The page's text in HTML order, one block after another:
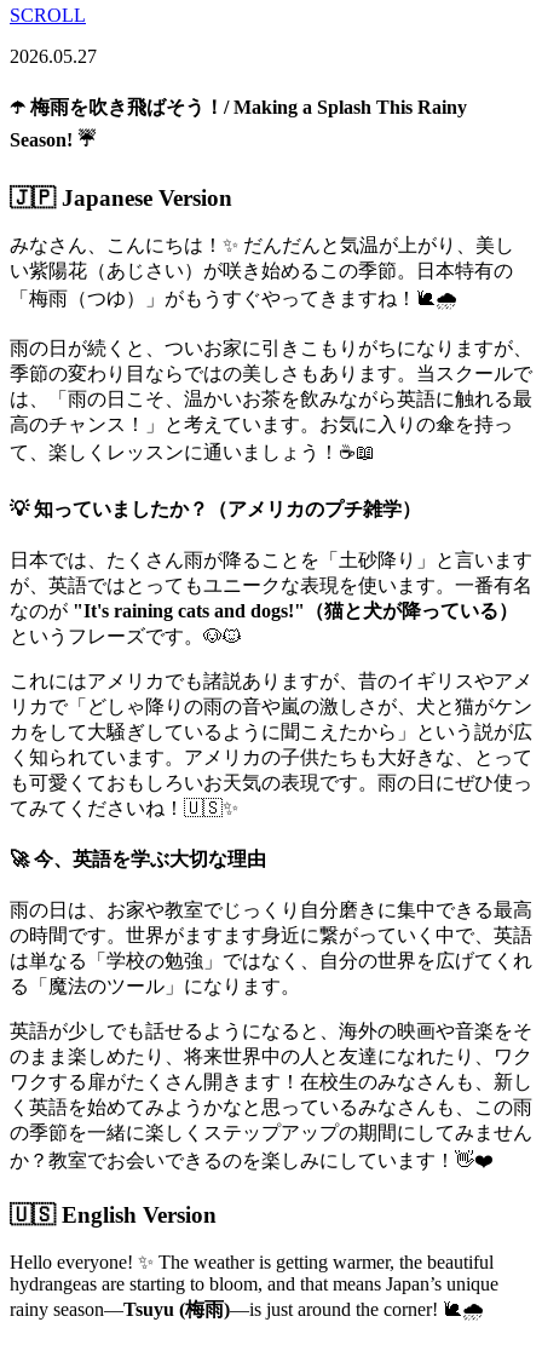
SCROLL
2026.05.27
☂️ 梅雨を吹き飛ばそう！/ Making a Splash This Rainy
Season! ☔
🇯🇵 Japanese Version
みなさん、こんにちは！✨ だんだんと気温が上がり、美し
い紫陽花（あじさい）が咲き始めるこの季節。日本特有の
「梅雨（つゆ）」がもうすぐやってきますね！🐌🌧️
雨の日が続くと、ついお家に引きこもりがちになりますが、
季節の変わり目ならではの美しさもあります。当スクールで
は、「雨の日こそ、温かいお茶を飲みながら英語に触れる最
高のチャンス！」と考えています。お気に入りの傘を持っ
て、楽しくレッスンに通いましょう！☕📖
💡 知っていましたか？（アメリカのプチ雑学）
日本では、たくさん雨が降ることを「土砂降り」と言います
が、英語ではとってもユニークな表現を使います。一番有名
なのが "It's raining cats and dogs!"（猫と犬が降っている）
というフレーズです。🐶🐱
これにはアメリカでも諸説ありますが、昔のイギリスやアメ
リカで「どしゃ降りの雨の音や嵐の激しさが、犬と猫がケン
カをして大騒ぎしているように聞こえたから」という説が広
く知られています。アメリカの子供たちも大好きな、とって
も可愛くておもしろいお天気の表現です。雨の日にぜひ使っ
てみてくださいね！🇺🇸✨
🚀 今、英語を学ぶ大切な理由
雨の日は、お家や教室でじっくり自分磨きに集中できる最高
の時間です。世界がますます身近に繋がっていく中で、英語
は単なる「学校の勉強」ではなく、自分の世界を広げてくれ
る「魔法のツール」になります。
英語が少しでも話せるようになると、海外の映画や音楽をそ
のまま楽しめたり、将来世界中の人と友達になれたり、ワク
ワクする扉がたくさん開きます！在校生のみなさんも、新し
く英語を始めてみようかなと思っているみなさんも、この雨
の季節を一緒に楽しくステップアップの期間にしてみません
か？教室でお会いできるのを楽しみにしています！👋❤️
🇺🇸 English Version
Hello everyone! ✨ The weather is getting warmer, the beautiful
hydrangeas are starting to bloom, and that means Japan’s unique
rainy season—Tsuyu (梅雨)—is just around the corner! 🐌🌧️